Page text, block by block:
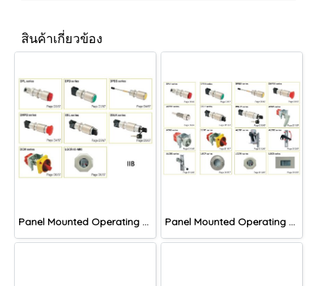
สินค้าเกี่ยวข้อง
Panel Mounted Operating Devices and Windows, IIB Panel Mounted Operating Devices and Windows, IIC